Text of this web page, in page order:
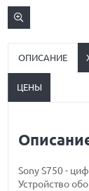
ОПИСАНИЕ
ЦЕНЫ
Sony S750 -
Устройство